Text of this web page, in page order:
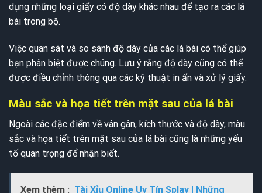
dụng những loại giấy có độ dày khác nhau để tạo ra các lá
bài trong bộ.
Việc quan sát và so sánh độ dày của các lá bài có thể giúp
bạn phân biệt được chúng. Lưu ý rằng độ dày cũng có thể
được điều chỉnh thông qua các kỹ thuật in ấn và xử lý giấy.
Màu sắc và họa tiết trên mặt sau của lá bài
Ngoài các đặc điểm về vân gân, kích thước và độ dày, màu
sắc và họa tiết trên mặt sau của lá bài cũng là những yếu
tố quan trọng để nhận biết.
Xem thêm : Tài Xỉu Online Uy Tín Splay | Những